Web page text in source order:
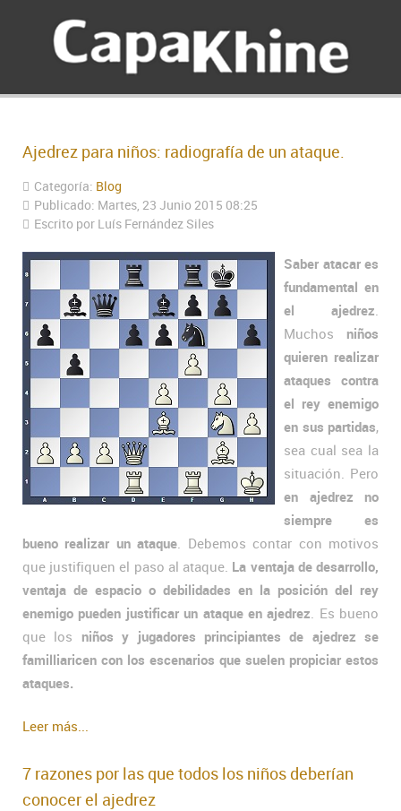
Ajedrez para niños: radiografía de un ataque.
Categoría: Blog
Publicado: Martes, 23 Junio 2015 08:25
Escrito por Luís Fernández Siles
Saber atacar es
fundamental en
el ajedrez
Muchos niños
quieren realizar
ataques contra
el rey enemigo
en sus partidas,
sea cual sea la
situación. Pero
en ajedrez no
siempre es
bueno realizar un ataque . Debemos contar con motivos
que justifiquen el paso al ataque. La ventaja de desarrollo,
ventaja de espacio o debilidades en la posición del rey
enemigo pueden justificar un ataque en ajedrez . Es bueno
que los niños y jugadores principiantes de ajedrez se
familliaricen con los escenarios que suelen propiciar estos
ataques.
Leer más...
7 razones por las que todos los niños deberían
conocer el ajedrez